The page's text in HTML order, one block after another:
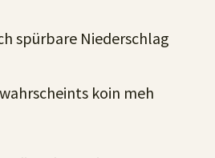
spürbare Niederschlag
koin meh